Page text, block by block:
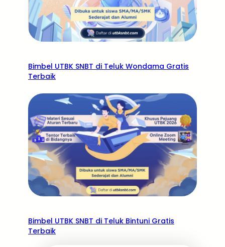
Bimbel UTBK SNBT di Teluk Wondama Gratis
Terbaik
Bimbel UTBK SNBT di Teluk Bintuni Gratis
Terbaik